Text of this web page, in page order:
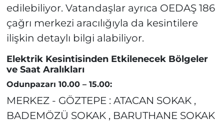
edilebiliyor. Vatandaşlar ayrıca OEDAŞ 186
çağrı merkezi aracılığıyla da kesintilere
ilişkin detaylı bilgi alabiliyor.
Elektrik Kesintisinden Etkilenecek Bölgeler
ve Saat Aralıkları
Odunpazarı 10.00 – 15.00:
MERKEZ - GÖZTEPE : ATACAN SOKAK ,
BADEMÖZÜ SOKAK , BARUTHANE SOKAK